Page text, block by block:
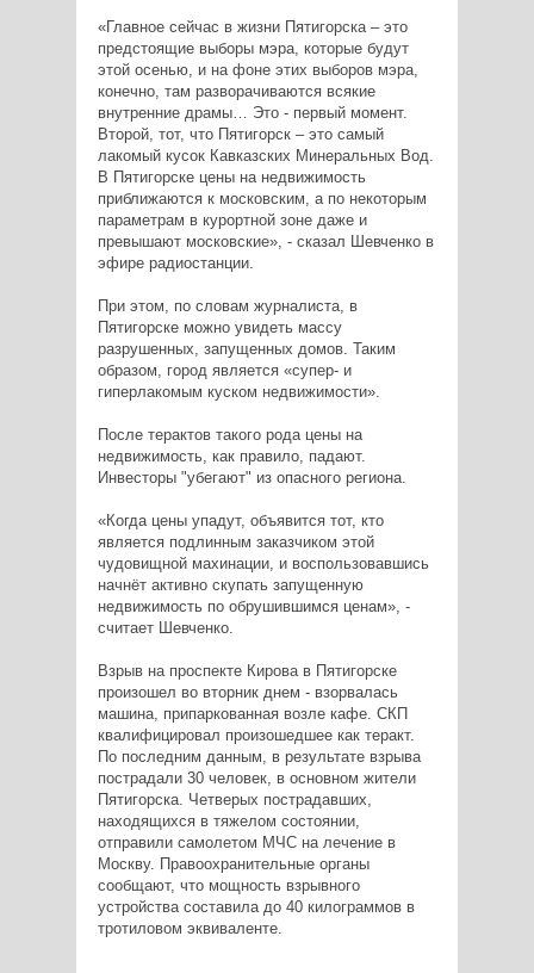
«Главное сейчас в жизни Пятигорска – это
предстоящие выборы мэра, которые будут
этой осенью, и на фоне этих выборов мэра,
конечно, там разворачиваются всякие
внутренние драмы… Это - первый момент.
Второй, тот, что Пятигорск – это самый
лакомый кусок Кавказских Минеральных Вод.
В Пятигорске цены на недвижимость
приближаются к московским, а по некоторым
параметрам в курортной зоне даже и
превышают московские», - сказал Шевченко в
эфире радиостанции.
При этом, по словам журналиста, в
Пятигорске можно увидеть массу
разрушенных, запущенных домов. Таким
образом, город является «супер- и
гиперлакомым куском недвижимости».
После терактов такого рода цены на
недвижимость, как правило, падают.
Инвесторы "убегают" из опасного региона.
«Когда цены упадут, объявится тот, кто
является подлинным заказчиком этой
чудовищной махинации, и воспользовавшись
начнёт активно скупать запущенную
недвижимость по обрушившимся ценам», -
считает Шевченко.
Взрыв на проспекте Кирова в Пятигорске
произошел во вторник днем - взорвалась
машина, припаркованная возле кафе. СКП
квалифицировал произошедшее как теракт.
По последним данным, в результате взрыва
пострадали 30 человек, в основном жители
Пятигорска. Четверых пострадавших,
находящихся в тяжелом состоянии,
отправили самолетом МЧС на лечение в
Москву. Правоохранительные органы
сообщают, что мощность взрывного
устройства составила до 40 килограммов в
тротиловом эквиваленте.